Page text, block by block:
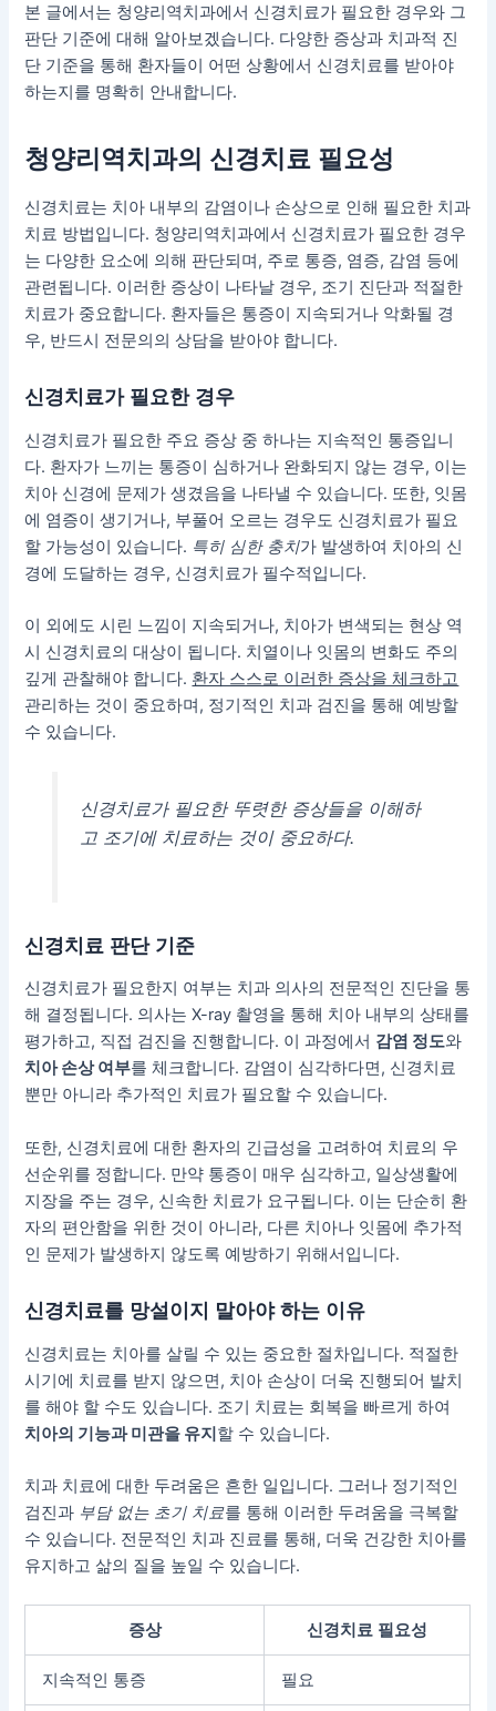
본 글에서는 청양리역치과에서 신경치료가 필요한 경우와 그
판단 기준에 대해 알아보겠습니다. 다양한 증상과 치과적 진
단 기준을 통해 환자들이 어떤 상황에서 신경치료를 받아야
하는지를 명확히 안내합니다.
청양리역치과의 신경치료 필요성
신경치료는 치아 내부의 감염이나 손상으로 인해 필요한 치과
치료 방법입니다. 청양리역치과에서 신경치료가 필요한 경우
는 다양한 요소에 의해 판단되며, 주로 통증, 염증, 감염 등에
관련됩니다. 이러한 증상이 나타날 경우, 조기 진단과 적절한
치료가 중요합니다. 환자들은 통증이 지속되거나 악화될 경
우, 반드시 전문의의 상담을 받아야 합니다.
신경치료가 필요한 경우
신경치료가 필요한 주요 증상 중 하나는 지속적인 통증입니
다. 환자가 느끼는 통증이 심하거나 완화되지 않는 경우, 이는
치아 신경에 문제가 생겼음을 나타낼 수 있습니다. 또한, 잇몸
에 염증이 생기거나, 부풀어 오르는 경우도 신경치료가 필요
할 가능성이 있습니다. 특히 심한 충치가 발생하여 치아의 신
경에 도달하는 경우, 신경치료가 필수적입니다.
이 외에도 시린 느낌이 지속되거나, 치아가 변색되는 현상 역
시 신경치료의 대상이 됩니다. 치열이나 잇몸의 변화도 주의
깊게 관찰해야 합니다. 환자 스스로 이러한 증상을 체크하고
관리하는 것이 중요하며, 정기적인 치과 검진을 통해 예방할
수 있습니다.
신경치료가 필요한 뚜렷한 증상들을 이해하
고 조기에 치료하는 것이 중요하다.
신경치료 판단 기준
신경치료가 필요한지 여부는 치과 의사의 전문적인 진단을 통
해 결정됩니다. 의사는 X-ray 촬영을 통해 치아 내부의 상태를
평가하고, 직접 검진을 진행합니다. 이 과정에서 감염 정도와
치아 손상 여부를 체크합니다. 감염이 심각하다면, 신경치료
뿐만 아니라 추가적인 치료가 필요할 수 있습니다.
또한, 신경치료에 대한 환자의 긴급성을 고려하여 치료의 우
선순위를 정합니다. 만약 통증이 매우 심각하고, 일상생활에
지장을 주는 경우, 신속한 치료가 요구됩니다. 이는 단순히 환
자의 편안함을 위한 것이 아니라, 다른 치아나 잇몸에 추가적
인 문제가 발생하지 않도록 예방하기 위해서입니다.
신경치료를 망설이지 말아야 하는 이유
신경치료는 치아를 살릴 수 있는 중요한 절차입니다. 적절한
시기에 치료를 받지 않으면, 치아 손상이 더욱 진행되어 발치
를 해야 할 수도 있습니다. 조기 치료는 회복을 빠르게 하여
치아의 기능과 미관을 유지할 수 있습니다.
치과 치료에 대한 두려움은 흔한 일입니다. 그러나 정기적인
검진과 부담 없는 초기 치료를 통해 이러한 두려움을 극복할
수 있습니다. 전문적인 치과 진료를 통해, 더욱 건강한 치아를
유지하고 삶의 질을 높일 수 있습니다.
증상 신경치료 필요성
지속적인 통증 필요